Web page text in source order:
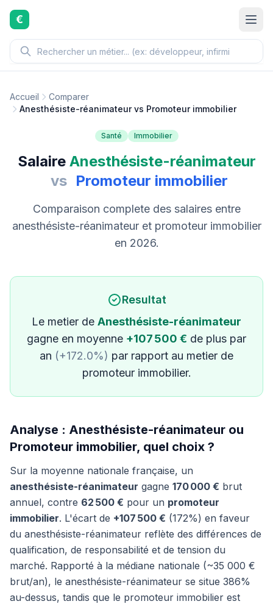
Aller au contenu principal
€
Accueil
Comparer
Anesthésiste-réanimateur vs Promoteur immobilier
Santé Immobilier
Salaire Anesthésiste-réanimateur
vs Promoteur immobilier
Comparaison complete des salaires entre
anesthésiste-réanimateur et promoteur immobilier
en 2026.
Resultat
Le metier de Anesthésiste-réanimateur
gagne en moyenne +107 500 € de plus par
an (+172.0%) par rapport au metier de
promoteur immobilier.
Analyse : Anesthésiste-réanimateur ou
Promoteur immobilier, quel choix ?
Sur la moyenne nationale française, un
anesthésiste-réanimateur gagne 170 000 € brut
annuel, contre 62 500 € pour un promoteur
immobilier. L'écart de +107 500 € (172%) en faveur
du anesthésiste-réanimateur reflète des différences de
qualification, de responsabilité et de tension du
marché. Rapporté à la médiane nationale (~35 000 €
brut/an), le anesthésiste-réanimateur se situe 386%
au-dessus, tandis que le promoteur immobilier est